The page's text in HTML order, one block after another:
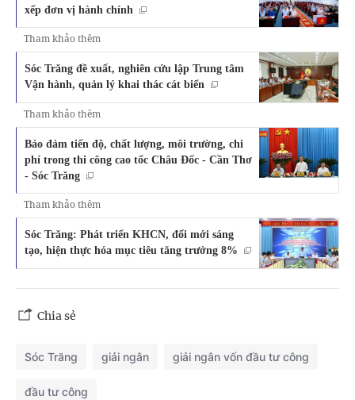
xếp đơn vị hành chính
Tham khảo thêm
Sóc Trăng đề xuất, nghiên cứu lập Trung tâm
Vận hành, quản lý khai thác cát biển
Tham khảo thêm
Bảo đảm tiến độ, chất lượng, môi trường, chi
phí trong thi công cao tốc Châu Đốc - Cần Thơ
- Sóc Trăng
Tham khảo thêm
Sóc Trăng: Phát triển KHCN, đổi mới sáng
tạo, hiện thực hóa mục tiêu tăng trưởng 8%
Chia sẻ
Sóc Trăng giải ngân giải ngân vốn đầu tư công
đầu tư công